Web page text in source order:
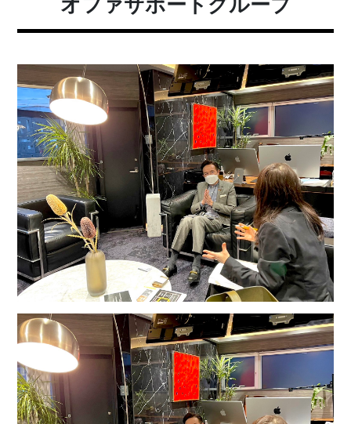
オファサポートグループ